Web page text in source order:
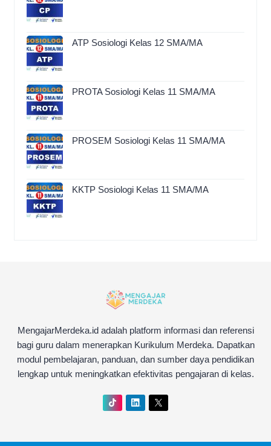
ATP Sosiologi Kelas 12 SMA/MA
PROTA Sosiologi Kelas 11 SMA/MA
PROSEM Sosiologi Kelas 11 SMA/MA
KKTP Sosiologi Kelas 11 SMA/MA
MengajarMerdeka.id adalah platform informasi dan referensi
bagi guru dalam menerapkan Kurikulum Merdeka. Dapatkan
modul pembelajaran, panduan, dan sumber daya pendidikan
lengkap untuk meningkatkan efektivitas pengajaran di kelas.